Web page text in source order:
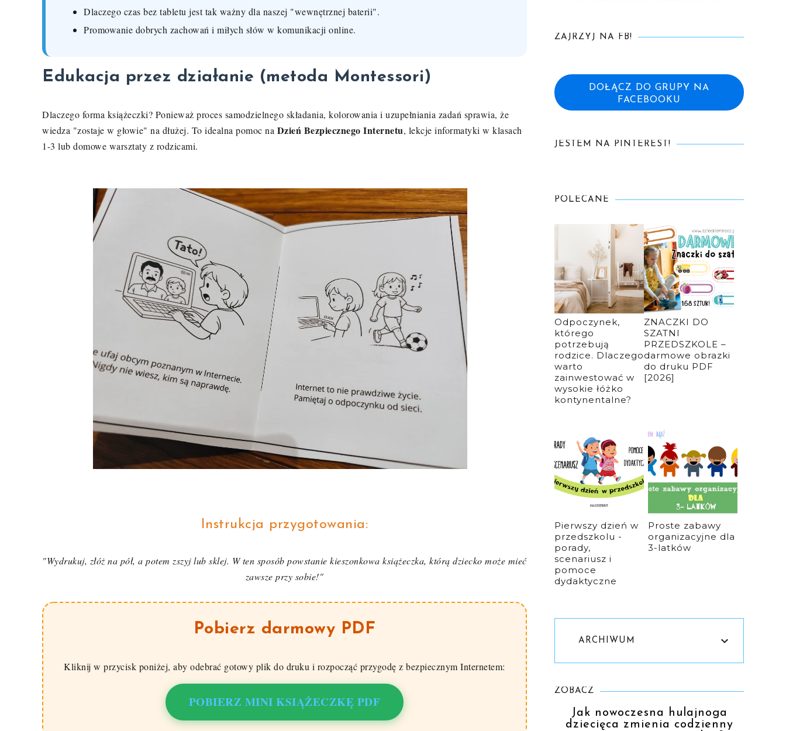
Dlaczego czas bez tabletu jest tak ważny dla naszej "wewnętrznej baterii".
Promowanie dobrych zachowań i miłych słów w komunikacji online.
Edukacja przez działanie (metoda Montessori)
Dlaczego forma książeczki? Ponieważ proces samodzielnego składania, kolorowania i uzupełniania zadań sprawia, że
wiedza "zostaje w głowie" na dłużej. To idealna pomoc na Dzień Bezpiecznego Internetu, lekcje informatyki w klasach
1-3 lub domowe warsztaty z rodzicami.
Instrukcja przygotowania:
"Wydrukuj, złóż na pół, a potem zszyj lub sklej. W ten sposób powstanie kieszonkowa książeczka, którą dziecko może mieć
zawsze przy sobie!"
Pobierz darmowy PDF
Kliknij w przycisk poniżej, aby odebrać gotowy plik do druku i rozpocząć przygodę z bezpiecznym Internetem:
POBIERZ MINI KSIĄŻECZKĘ PDF
ZAJRZYJ NA FB!
DOŁĄCZ DO GRUPY NA
FACEBOOKU
JESTEM NA PINTEREST!
POLECANE
Odpoczynek,
którego
potrzebują
rodzice. Dlaczego
warto
zainwestować w
wysokie łóżko
kontynentalne?
ZNACZKI DO
SZATNI
PRZEDSZKOLE –
darmowe obrazki
do druku PDF
[2026]
Pierwszy dzień w
przedszkolu -
porady,
scenariusz i
pomoce
dydaktyczne
Proste zabawy
organizacyjne dla
3-latków
ARCHIWUM
ZOBACZ
Jak nowoczesna hulajnoga
dziecięca zmienia codzienny